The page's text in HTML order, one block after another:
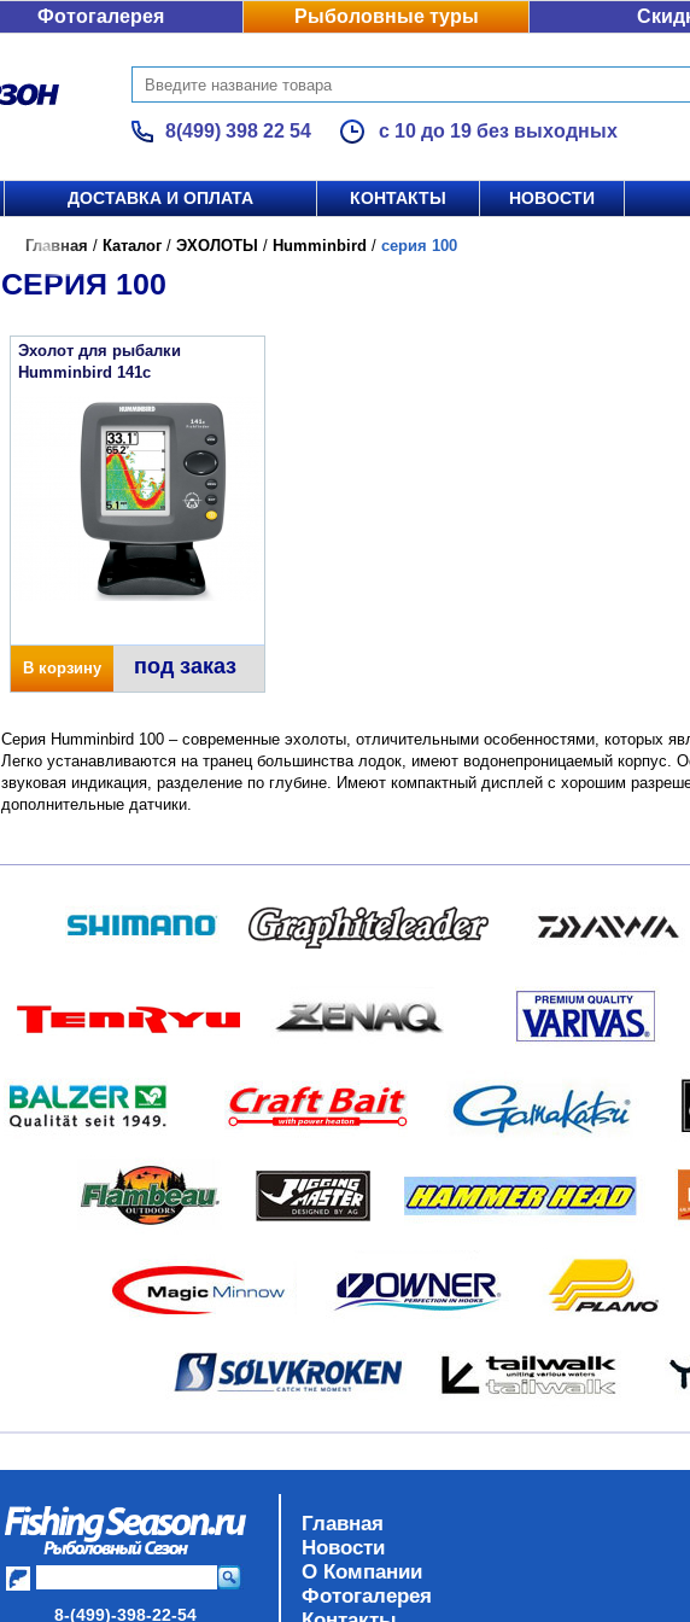
Фотогалерея Рыболовные туры
8(499) 398 22 54 с 10 до 19 без выходных
ДОСТАВКА И ОПЛАТА КОНТАКТЫ НОВОСТИ
Главная / Каталог / ЭХОЛОТЫ / Humminbird / серия 100
СЕРИЯ 100
Эхолот для рыбалки
Humminbird 141c
В корзину под заказ
Серия Humminbird 100 – современные эхолоты, отличительными особенностями, которых
Легко устанавливаются на транец большинства лодок, имеют водонепроницаемый корпус.
звуковая индикация, разделение по глубине. Имеют компактный дисплей с хорошим
дополнительные датчики.
8-(499)-398-22-54
Главная
Новости
О Компании
Фотогалерея